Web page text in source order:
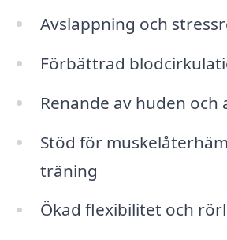
Avslappning och
Förbättrad
Renande av huden och
Stöd för
träning
Ökad flexibilitet och